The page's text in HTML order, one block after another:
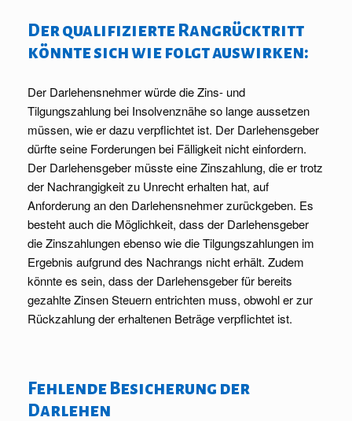
Der qualifizierte Rangrücktritt
könnte sich wie folgt auswirken:
Der Darlehensnehmer würde die Zins- und
Tilgungszahlung bei Insolvenznähe so lange aussetzen
müssen, wie er dazu verpflichtet ist. Der Darlehensgeber
dürfte seine Forderungen bei Fälligkeit nicht einfordern.
Der Darlehensgeber müsste eine Zinszahlung, die er trotz
der Nachrangigkeit zu Unrecht erhalten hat, auf
Anforderung an den Darlehensnehmer zurückgeben. Es
besteht auch die Möglichkeit, dass der Darlehensgeber
die Zinszahlungen ebenso wie die Tilgungszahlungen im
Ergebnis aufgrund des Nachrangs nicht erhält. Zudem
könnte es sein, dass der Darlehensgeber für bereits
gezahlte Zinsen Steuern entrichten muss, obwohl er zur
Rückzahlung der erhaltenen Beträge verpflichtet ist.
Fehlende Besicherung der
Darlehen